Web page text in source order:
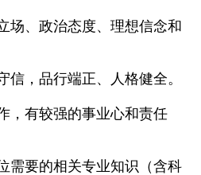
、政治态度、理想信念和
，品行端正、人格健全。
有较强的事业心和责任
要的相关专业知识（含科